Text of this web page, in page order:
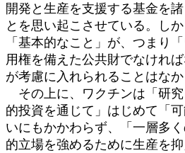
開発と生産を支援する基金を
とを思い起こさせている。し
「基本的なこと」が、つまり
用権を備えた公共財でなけれ
が考慮に入れられることはなか
その上に、ワクチンは「研
的投資を通じて」はじめて「
いにもかかわらず、「一層多
的立場を強めるために生産を